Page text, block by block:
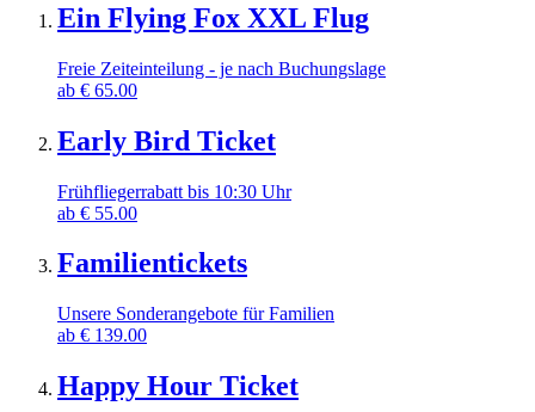
Ein Flying Fox XXL Flug
Freie Zeiteinteilung - je nach Buchungslage
ab € 65.00
Early Bird Ticket
Frühfliegerrabatt bis 10:30 Uhr
ab € 55.00
Familientickets
Unsere Sonderangebote für Familien
ab € 139.00
Happy Hour Ticket